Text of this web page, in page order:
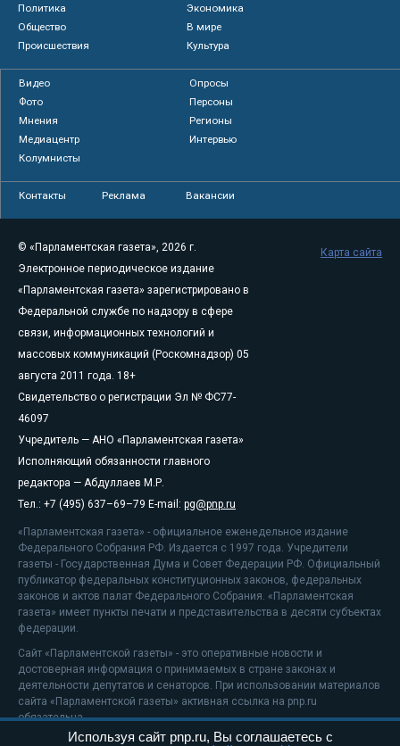
Политика
Экономика
Общество
В мире
Происшествия
Культура
Видео
Опросы
Фото
Персоны
Мнения
Регионы
Медиацентр
Интервью
Колумнисты
Контакты Реклама Вакансии
© «Парламентская газета», 2026 г.
Электронное периодическое издание
«Парламентская газета» зарегистрировано в
Федеральной службе по надзору в сфере
связи, информационных технологий и
массовых коммуникаций (Роскомнадзор) 05
августа 2011 года. 18+
Свидетельство о регистрации Эл № ФС77-
46097
Учредитель — АНО «Парламентская газета»
Исполняющий обязанности главного
редактора — Абдуллаев М.Р.
Тел.: +7 (495) 637–69–79 E-mail: pg@pnp.ru
«Парламентская газета» - официальное еженедельное издание
Федерального Собрания РФ. Издается с 1997 года. Учредители
газеты - Государственная Дума и Совет Федерации РФ. Официальный
публикатор федеральных конституционных законов, федеральных
законов и актов палат Федерального Собрания. «Парламентская
газета» имеет пункты печати и представительства в десяти субъектах
федерации.
Сайт «Парламентской газеты» - это оперативные новости и
достоверная информация о принимаемых в стране законах и
деятельности депутатов и сенаторов. При использовании материалов
сайта «Парламентской газеты» активная ссылка на pnp.ru
обязательна.
На информационном ресурсе применяютсярекомендательные
Карта сайта
Используя сайт pnp.ru, Вы соглашаетесь с